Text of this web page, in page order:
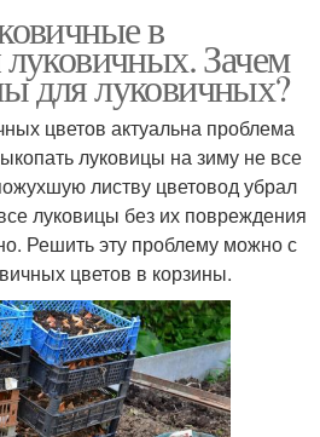
в
Зачем
для луковичных?
цветов актуальна проблема
луковицы на зиму не все
листву цветовод убрал
луковицы без их повреждения
Решить эту проблему можно с
цветов в корзины.